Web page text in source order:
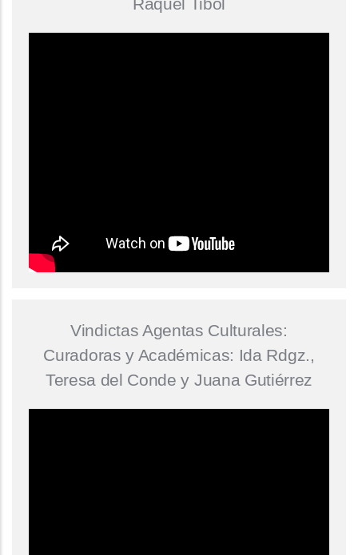
Vindictas Agentas Culturales:
Curadoras y Académicas: Ida Rdgz.,
Teresa del Conde y Juana Gutiérrez